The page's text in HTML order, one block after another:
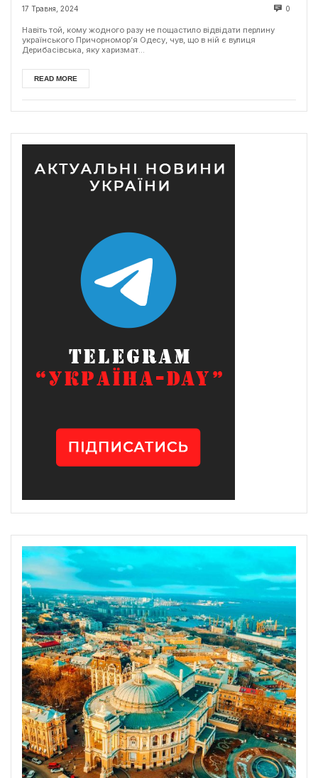
17 Травня, 2024 0
Навіть той, кому жодного разу не пощастило відвідати перлину
українського Причорномор’я Одесу, чув, що в ній є вулиця
Дерибасівська, яку харизмат...
READ MORE